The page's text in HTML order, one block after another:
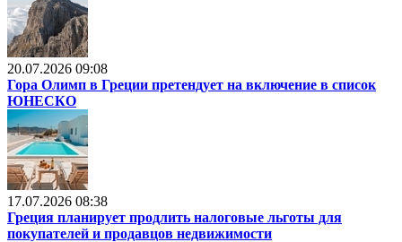
20.07.2026 09:08
Гора Олимп в Греции претендует на включение в список
ЮНЕСКО
17.07.2026 08:38
Греция планирует продлить налоговые льготы для
покупателей и продавцов недвижимости